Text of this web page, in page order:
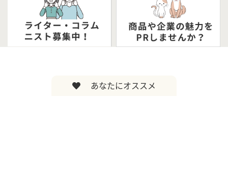
あなたにオススメ